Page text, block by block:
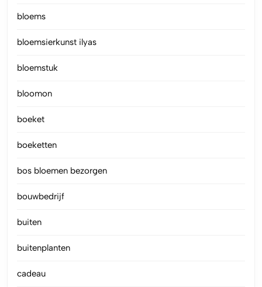
bloems
bloemsierkunst ilyas
bloemstuk
bloomon
boeket
boeketten
bos bloemen bezorgen
bouwbedrijf
buiten
buitenplanten
cadeau